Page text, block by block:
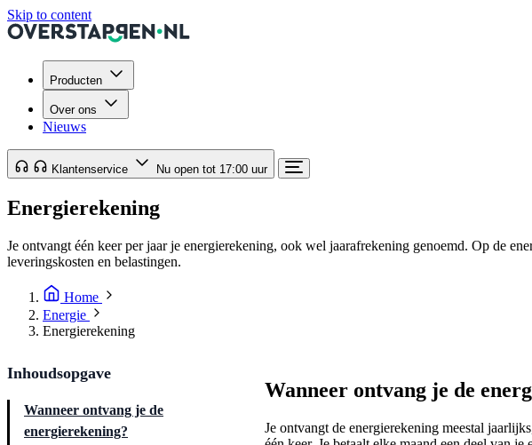
Skip to content
Producten
Over ons
Nieuws
Klantenservice Nu open tot 17:00 uur
Energierekening
Je ontvangt één keer per jaar je energierekening, ook wel jaarafrekening genoemd. Op de
leveringskosten en belastingen.
Home
Energie
Energierekening
Inhoudsopgave
Wanneer ontvang je de
energierekening?
Wanneer ontvang je de
Je ontvangt de energierekening meestal